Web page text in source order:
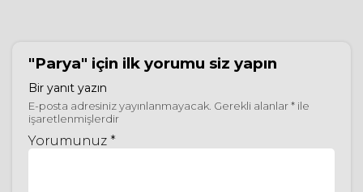
"Parya" için ilk yorumu siz yapın
Bir yanıt yazın
E-posta adresiniz yayınlanmayacak. Gerekli alanlar* ile
işaretlenmişlerdir
Yorumunuz *